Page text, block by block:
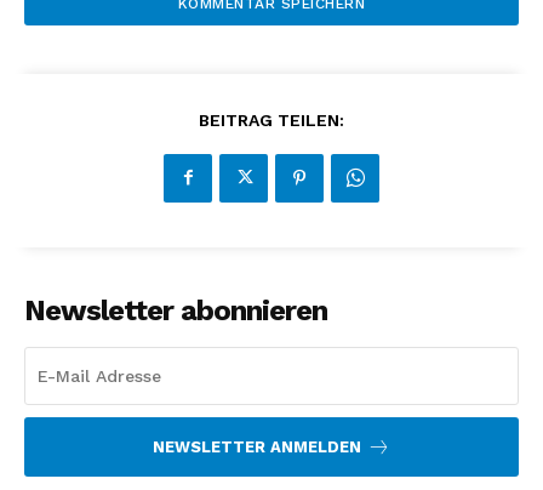
Inhalte
BEITRAG TEILEN:
Newsletter abonnieren
NEWSLETTER ANMELDEN